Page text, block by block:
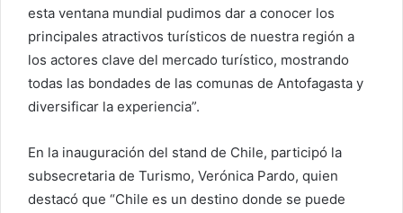
esta ventana mundial pudimos dar a conocer los
principales atractivos turísticos de nuestra región a
los actores clave del mercado turístico, mostrando
todas las bondades de las comunas de Antofagasta y
diversificar la experiencia”.
En la inauguración del stand de Chile, participó la
subsecretaria de Turismo, Verónica Pardo, quien
destacó que “Chile es un destino donde se puede